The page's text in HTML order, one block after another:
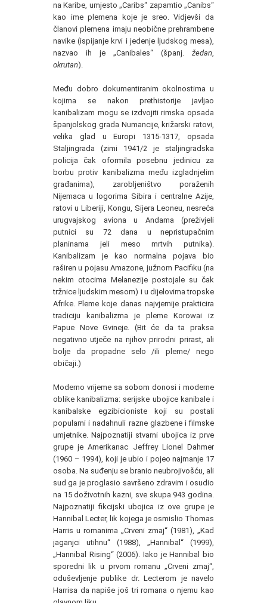
na Karibe, umjesto „Caribs“ zapamtio „Canibs“
kao ime plemena koje je sreo. Vidjevši da
članovi plemena imaju neobične prehrambene
navike (ispijanje krvi i jedenje ljudskog mesa),
nazvao ih je „Canibales“ (španj. žedan,
okrutan).
Među dobro dokumentiranim okolnostima u
kojima se nakon prethistorije javljao
kanibalizam mogu se izdvojiti rimska opsada
španjolskog grada Numancije, križarski ratovi,
velika glad u Europi 1315-1317, opsada
Staljingrada (zimi 1941/2 je staljingradska
policija čak oformila posebnu jedinicu za
borbu protiv kanibalizma među izgladnjelim
građanima), zarobljeništvo poraženih
Nijemaca u logorima Sibira i centralne Azije,
ratovi u Liberiji, Kongu, Sijera Leoneu, nesreća
urugvajskog aviona u Andama (preživjeli
putnici su 72 dana u nepristupačnim
planinama jeli meso mrtvih putnika).
Kanibalizam je kao normalna pojava bio
raširen u pojasu Amazone, južnom Pacifiku (na
nekim otocima Melanezije postojale su čak
tržnice ljudskim mesom) i u dijelovima tropske
Afrike. Pleme koje danas najvjernije prakticira
tradiciju kanibalizma je pleme Korowai iz
Papue Nove Gvineje. (Bit će da ta praksa
negativno utječe na njihov prirodni prirast, ali
bolje da propadne selo /ili pleme/ nego
običaji.)
Moderno vrijeme sa sobom donosi i moderne
oblike kanibalizma: serijske ubojice kanibale i
kanibalske egzibicioniste koji su postali
popularni i nadahnuli razne glazbene i filmske
umjetnike. Najpoznatiji stvarni ubojica iz prve
grupe je Amerikanac Jeffrey Lionel Dahmer
(1960 – 1994), koji je ubio i pojeo najmanje 17
osoba. Na suđenju se branio neubrojivošću, ali
sud ga je proglasio savršeno zdravim i osudio
na 15 doživotnih kazni, sve skupa 943 godina.
Najpoznatiji fikcijski ubojica iz ove grupe je
Hannibal Lecter, lik kojega je osmislio Thomas
Harris u romanima „Crveni zmaj“ (1981), „Kad
jaganjci utihnu“ (1988), „Hannibal“ (1999),
„Hannibal Rising“ (2006). Iako je Hannibal bio
sporedni lik u prvom romanu „Crveni zmaj“,
oduševljenje publike dr. Lecterom je navelo
Harrisa da napiše još tri romana o njemu kao